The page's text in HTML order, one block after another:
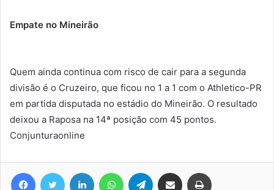
Empate no Mineirão
Quem ainda continua com risco de cair para a segunda
divisão é o Cruzeiro, que ficou no 1 a 1 com o Athletico-PR
em partida disputada no estádio do Mineirão. O resultado
deixou a Raposa na 14ª posição com 45 pontos.
Conjunturaonline
FacebookTwitter Linkedin WhatsAppTelegram Compartilhar via e-mail